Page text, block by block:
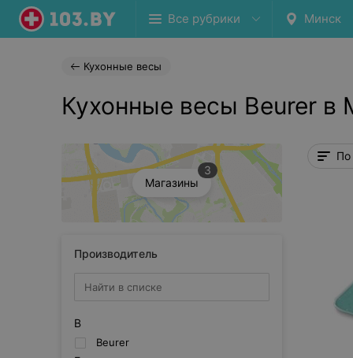
Все рубрики Минск
Кухонные весы
Кухонные весы Beurer в
Магазины
3
Производитель
B
Beurer
По